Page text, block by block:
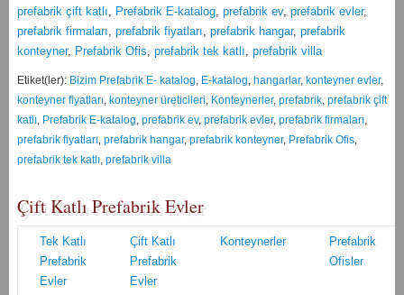
prefabrik çift katlı, Prefabrik E-katalog, prefabrik ev, prefabrik evler,
prefabrik firmaları, prefabrik fiyatları, prefabrik hangar, prefabrik
konteyner, Prefabrik Ofis, prefabrik tek katlı, prefabrik villa
Etiket(ler): Bizim Prefabrik E- katalog, E-katalog, hangarlar, konteyner evler,
konteyner fiyatları, konteyner üreticileri, Konteynerler, prefabrik, prefabrik çift
katlı, Prefabrik E-katalog, prefabrik ev, prefabrik evler, prefabrik firmaları,
prefabrik fiyatları, prefabrik hangar, prefabrik konteyner, Prefabrik Ofis,
prefabrik tek katlı, prefabrik villa
Çift Katlı Prefabrik Evler
Tek Katlı
Prefabrik
Evler
Çift Katlı
Prefabrik
Evler
Konteynerler
Prefabrik
Ofisler